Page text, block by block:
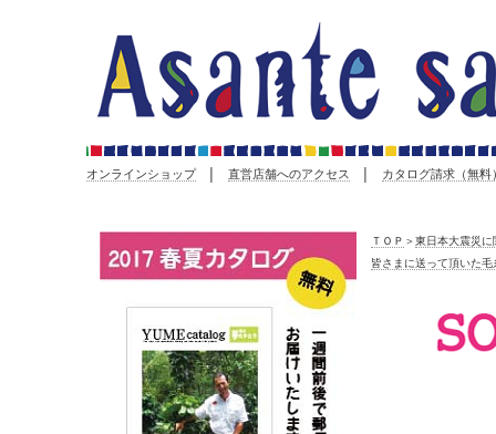
オンラインショップ 直営店舗へのアクセス カタログ請求（無料
ＴＯＰ ＞東日本大震災に
皆さまに送って頂いた毛